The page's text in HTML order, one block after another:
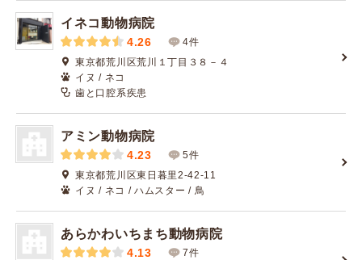
イネコ動物病院
4.26
4件
東京都荒川区荒川１丁目３８－４
イヌ / ネコ
歯と口腔系疾患
アミン動物病院
4.23
5件
東京都荒川区東日暮里2-42-11
イヌ / ネコ / ハムスター / 鳥
あらかわいちまち動物病院
4.13
7件